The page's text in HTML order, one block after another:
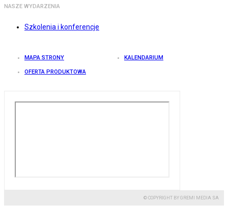
NASZE WYDARZENIA
Szkolenia i konferencje
MAPA STRONY KALENDARIUM
OFERTA PRODUKTOWA
© COPYRIGHT BY GREMI MEDIA SA